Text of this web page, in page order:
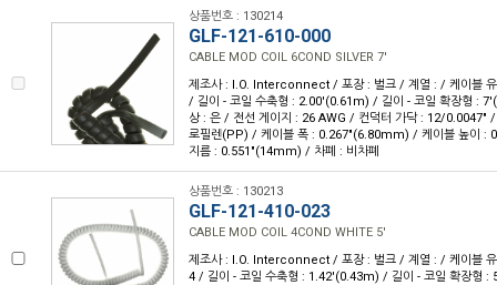
상품번호 : 130214
GLF-121-610-000
CABLE MOD COIL 6COND SILVER 7'
제조사 : I.O. Interconnect / 포장 : 벌크 / 계열 : / 케이블
/ 길이 - 코일 수축형 : 2.00'(0.61m) / 길이 - 코일 확장형 :
상 : 은 / 전선 게이지 : 26 AWG / 컨덕터 가닥 : 12/0.0047"
로필렌(PP) / 케이블 폭 : 0.267"(6.80mm) / 케이블 높이 :
지름 : 0.551"(14mm) / 차폐 : 비차폐
상품번호 : 130213
GLF-121-410-023
CABLE MOD COIL 4COND WHITE 5'
제조사 : I.O. Interconnect / 포장 : 벌크 / 계열 : / 케이블
4 / 길이 - 코일 수축형 : 1.42'(0.43m) / 길이 - 코일 확장형